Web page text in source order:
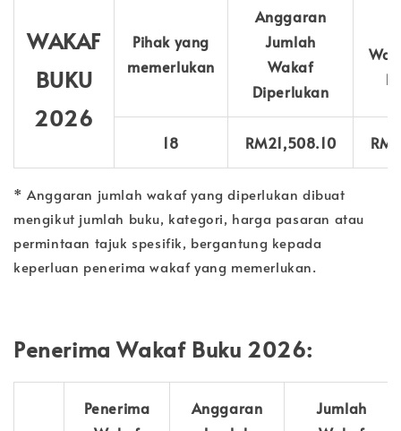
WAKAF
BUKU
2026
Pihak yang
memerlukan
Anggaran
Jumlah
Wakaf
Diperlukan
18 RM21,508.10
* Anggaran jumlah wakaf yang diperlukan dibuat
mengikut jumlah buku, kategori, harga pasaran atau
permintaan tajuk spesifik, bergantung kepada
keperluan penerima wakaf yang memerlukan.
Penerima Wakaf Buku 2026:
Penerima
Anggaran
Jumlah